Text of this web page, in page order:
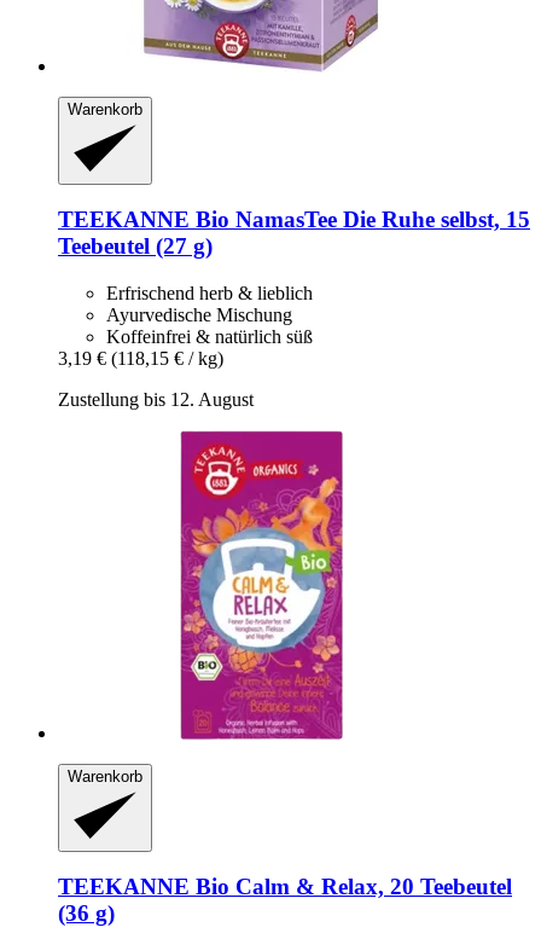
Warenkorb
TEEKANNE Bio NamasTee Die Ruhe selbst, 15
Teebeutel (27 g)
Erfrischend herb & lieblich
Ayurvedische Mischung
Koffeinfrei & natürlich süß
3,19 € (118,15 € / kg)
Zustellung bis 12. August
Warenkorb
TEEKANNE Bio Calm & Relax, 20 Teebeutel
(36 g)